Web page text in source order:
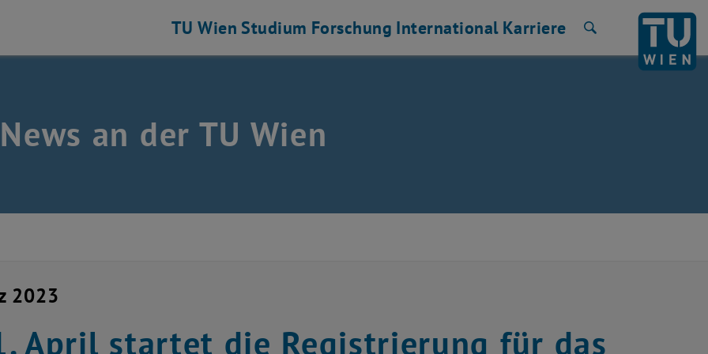
TU Wien Studium Forschung International Karriere
an der TU Wien
2023
April startet die Registrierung für das